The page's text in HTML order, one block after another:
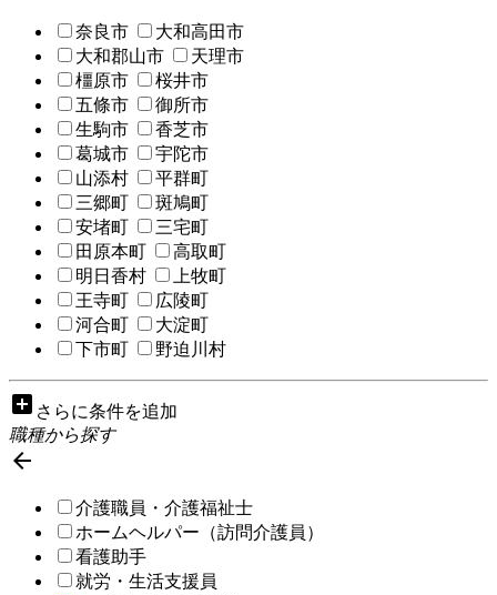
奈良市
大和高田市
大和郡山市
天理市
橿原市
桜井市
五條市
御所市
生駒市
香芝市
葛城市
宇陀市
山添村
平群町
三郷町
斑鳩町
安堵町
三宅町
田原本町
高取町
明日香村
上牧町
王寺町
広陵町
河合町
大淀町
下市町
野迫川村
add_box さらに条件を追加
職種から探す

介護職員・介護福祉士
ホームヘルパー（訪問介護員）
看護助手
就労・生活支援員